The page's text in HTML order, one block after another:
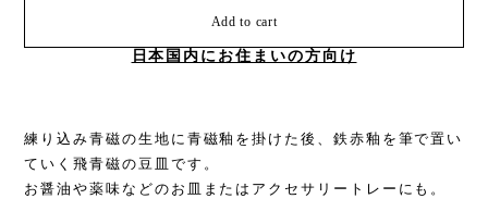
Add to cart
日本国内にお住まいの方向け
練り込み青磁の生地に青磁釉を掛けた後、鉄赤釉を筆で置い
ていく飛青磁の豆皿です。
お醤油や薬味などのお皿またはアクセサリートレーにも。